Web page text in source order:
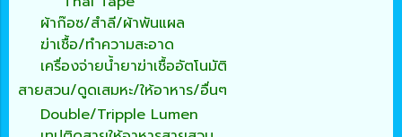
ผ้าก๊อซ/สำลี/ผ้าพันแผล
ฆ่าเชื้อ/ทำความสะอาด
เครื่องจ่ายน้ำยาฆ่าเชื้ออัตโนมัติ
สายสวน/ดูดเสมหะ/ให้อาหาร/อื่นๆ
Double/Tripple Lumen